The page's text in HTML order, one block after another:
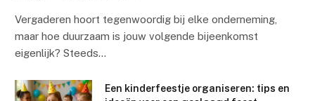
Vergaderen hoort tegenwoordig bij elke onderneming,
maar hoe duurzaam is jouw volgende bijeenkomst
eigenlijk? Steeds…
Een kinderfeestje organiseren: tips en